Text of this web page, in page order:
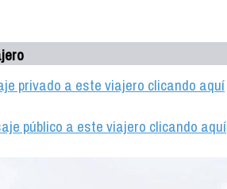
privado a este viajero clicando aquí
público a este viajero clicando aquí